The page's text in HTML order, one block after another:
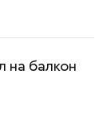
на балкон